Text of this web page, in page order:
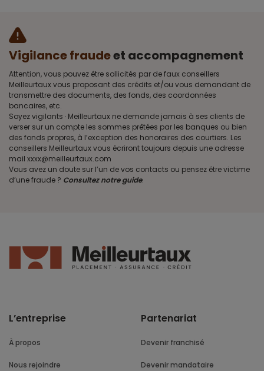
Vigilance fraudeet accompagnement
Attention, vous pouvez être sollicités par de faux conseillers
Meilleurtaux vous proposant des crédits et/ou vous demandant de
transmettre des documents, des fonds, des coordonnées
bancaires, etc.
Soyez vigilants · Meilleurtaux ne demande jamais à ses clients de
verser sur un compte les sommes prêtées par les banques ou bien
des fonds propres, à l’exception des honoraires des courtiers. Les
conseillers Meilleurtaux vous écriront toujours depuis une adresse
mail xxxx@meilleurtaux.com
Vous avez un doute sur l’un de vos contacts ou pensez être victime
d’une fraude ? Consultez notre guide.
L’entreprise
À propos
Nous rejoindre
Partenariat
Devenir franchisé
Devenir mandataire